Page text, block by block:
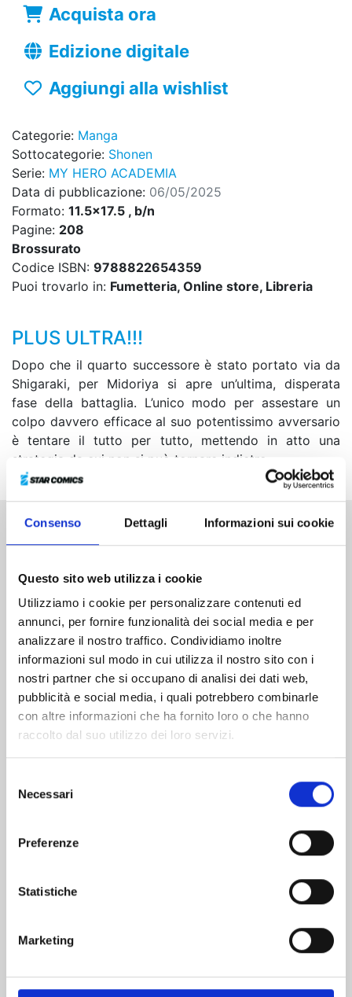
Consenso Dettagli Informazioni sui cookie
Questo sito web utilizza i cookie
Utilizziamo i cookie per personalizzare contenuti ed
annunci, per fornire funzionalità dei social media e per
analizzare il nostro traffico. Condividiamo inoltre
informazioni sul modo in cui utilizza il nostro sito con i
nostri partner che si occupano di analisi dei dati web,
pubblicità e social media, i quali potrebbero combinarle
con altre informazioni che ha fornito loro o che hanno
raccolto dal suo utilizzo dei loro servizi.
delNecessari
Preferenze
Statistiche
Marketing
Acquista ora
Edizione digitale
Aggiungi alla wishlist
Categorie: Manga
Sottocategorie: Shonen
Serie: MY HERO ACADEMIA
Data di pubblicazione: 06/05/2025
Formato: 11.5x17.5 , b/n
Pagine: 208
Brossurato
Codice ISBN: 9788822654359
Puoi trovarlo in: Fumetteria, Online store, Libreria
PLUS ULTRA!!!
Dopo che il quarto successore è stato portato via da
Shigaraki, per Midoriya si apre un’ultima, disperata
fase della battaglia. L’unico modo per assestare un
colpo davvero efficace al suo potentissimo avversario
è tentare il tutto per tutto, mettendo in atto una
strategia da cui non si può tornare indietro...
Altri volumi della serie